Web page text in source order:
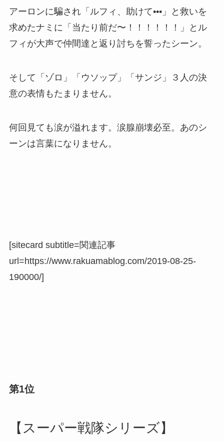
アーロンに騙され「ルフィ、助けて•••」と救いを
求めたナミに「当たり前だ〜！！！！！！」とル
フィが大声で仲間達と返り討ちを誓ったシーン。
そして「ゾロ」「ウソップ」「サンジ」３人の決
意の表情もたまりません。
何回見ても涙が溢れます。涙腺崩壊必至。あのシ
ーンは言葉になりません。
[sitecard subtitle=関連記事
url=https://www.rakuamablog.com/2019-08-25-
190000/]
第1位
【スーパー戦隊シリーズ】